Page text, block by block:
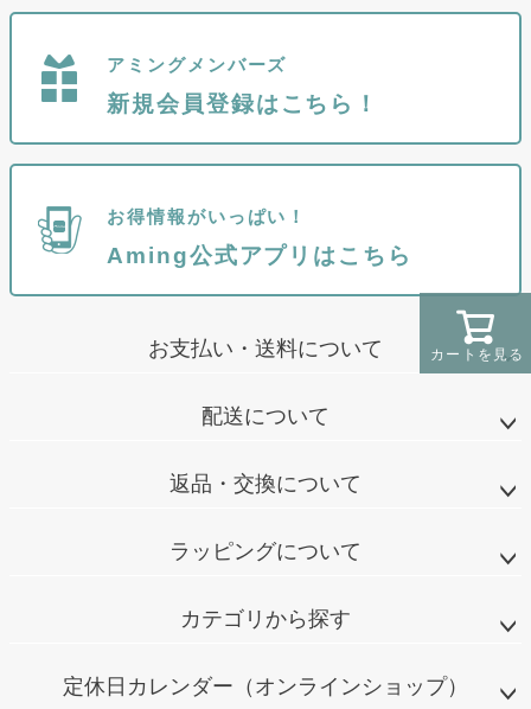
カートを見る
アミングメンバーズ
新規会員登録はこちら！
お得情報がいっぱい！
Aming公式アプリはこちら
お支払い・送料について
配送について
返品・交換について
ラッピングについて
カテゴリから探す
定休日カレンダー（オンラインショップ）